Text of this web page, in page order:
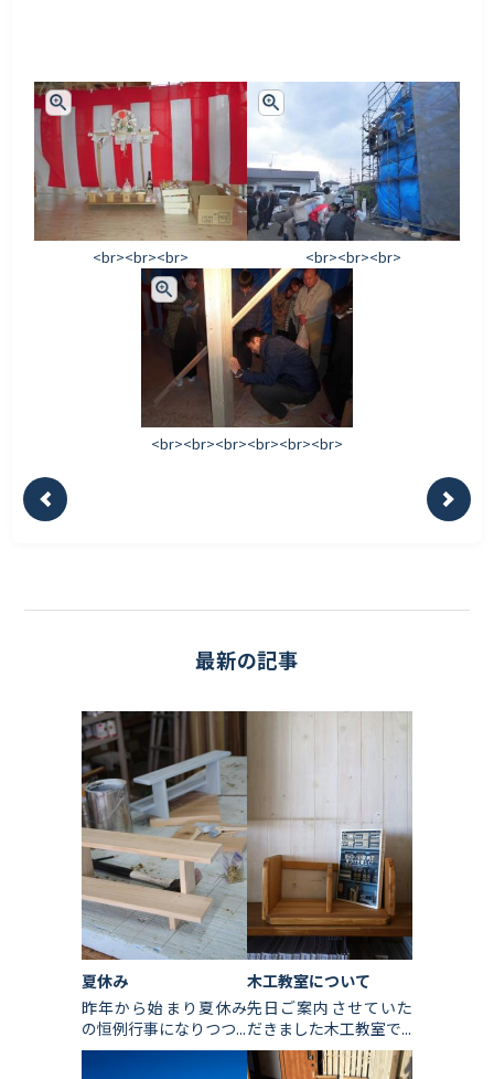
<br><br><br> <br><br><br>
<br><br><br><br><br><br>
最新の記事
夏休み
昨年から始まり夏休み
の恒例行事になりつつ...
木工教室について
先日ご案内させていた
だきました木工教室で...